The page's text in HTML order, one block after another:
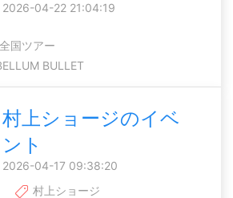
2026-04-22 21:04:19
全国ツアー
BULLET
村上ショージのイベ
ント
2026-04-17 09:38:20
村上ショージ